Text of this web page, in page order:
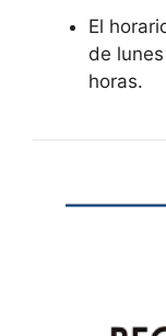
El
de
horas.